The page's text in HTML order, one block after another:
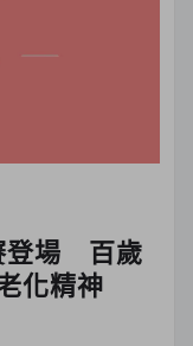
登場 百歲
化精神